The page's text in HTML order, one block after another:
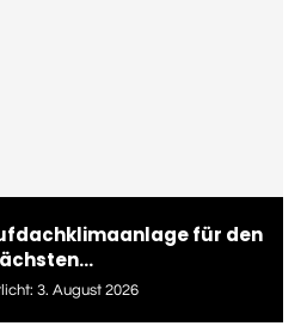
für den
3. August 2026